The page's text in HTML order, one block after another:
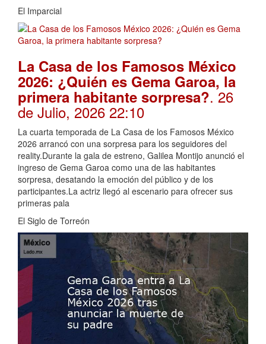
El Imparcial
La Casa de los Famosos México
2026: ¿Quién es Gema Garoa, la
primera habitante sorpresa?. 26
de Julio, 2026 22:10
La cuarta temporada de La Casa de los Famosos México
2026 arrancó con una sorpresa para los seguidores del
reality.Durante la gala de estreno, Galilea Montijo anunció el
ingreso de Gema Garoa como una de las habitantes
sorpresa, desatando la emoción del público y de los
participantes.La actriz llegó al escenario para ofrecer sus
primeras pala
El Siglo de Torreón